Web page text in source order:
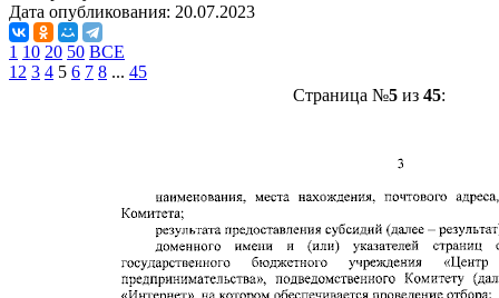
Дата опубликования: 20.07.2023
1 10 20 50 ВСЕ
1 2 3 4 5 6 7 8 ... 45
Страница №5из 45: